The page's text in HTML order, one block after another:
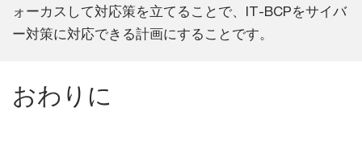
ォーカスして対応策を立てることで、IT-BCPをサイバ
ー対策に対応できる計画にすることです。
おわりに